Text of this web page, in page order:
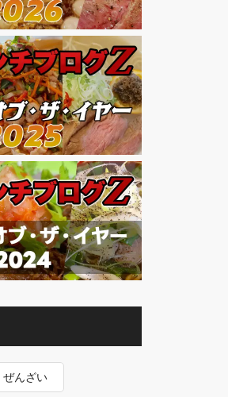
ぜんざい